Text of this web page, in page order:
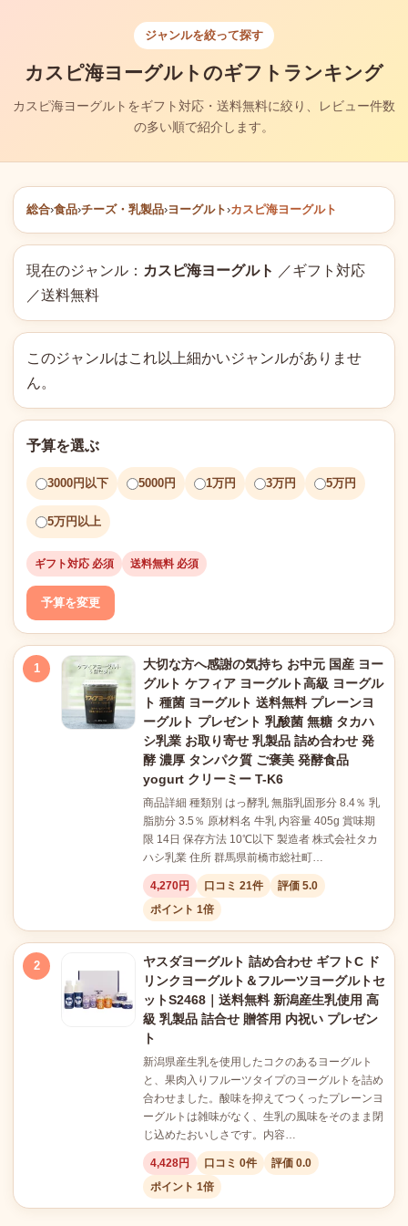
ジャンルを絞って探す
カスピ海ヨーグルトのギフトランキング
カスピ海ヨーグルトをギフト対応・送料無料に絞り、レビュー件数
の多い順で紹介します。
総合›食品›チーズ・乳製品›ヨーグルト›カスピ海ヨーグルト
現在のジャンル： カスピ海ヨーグルト
／ギフト対応
／送料無料
このジャンルはこれ以上細かいジャンルがありませ
ん。
予算を選ぶ
3000円以下 5000円 1万円 3万円 5万円
5万円以上
ギフト対応 必須 送料無料 必須
予算を変更
1
大切な方へ感謝の気持ち お中元 国産 ヨー
グルト ケフィア ヨーグルト高級 ヨーグル
ト 種菌 ヨーグルト 送料無料 プレーンヨ
ーグルト プレゼント 乳酸菌 無糖 タカハ
シ乳業 お取り寄せ 乳製品 詰め合わせ 発
酵 濃厚 タンパク質 ご褒美 発酵食品
yogurt クリーミー T-K6
商品詳細 種類別 はっ酵乳 無脂乳固形分 8.4％ 乳
脂肪分 3.5％ 原材料名 牛乳 内容量 405g 賞味期
限 14日 保存方法 10℃以下 製造者 株式会社タカ
ハシ乳業 住所 群馬県前橋市総社町…
4,270円 口コミ 21件
評価 5.0
ポイント 1倍
2
ヤスダヨーグルト 詰め合わせ ギフトC ド
リンクヨーグルト＆フルーツヨーグルトセ
ットS2468｜送料無料 新潟産生乳使用 高
級 乳製品 詰合せ 贈答用 内祝い プレゼン
ト
新潟県産生乳を使用したコクのあるヨーグルト
と、果肉入りフルーツタイプのヨーグルトを詰め
合わせました。酸味を抑えてつくったプレーンヨ
ーグルトは雑味がなく、生乳の風味をそのまま閉
じ込めたおいしさです。内容…
4,428円 口コミ 0件
評価 0.0
ポイント 1倍